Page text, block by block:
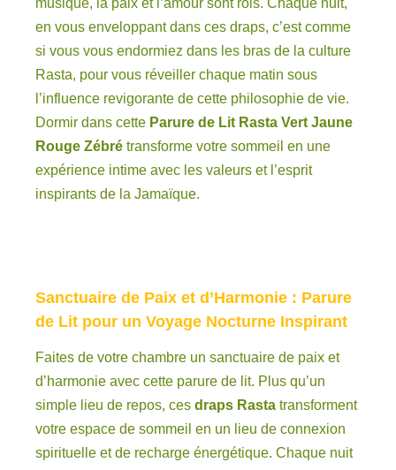
musique, la paix et l’amour sont rois. Chaque nuit,
en vous enveloppant dans ces draps, c’est comme
si vous vous endormiez dans les bras de la culture
Rasta, pour vous réveiller chaque matin sous
l’influence revigorante de cette philosophie de vie.
Dormir dans cette Parure de Lit Rasta Vert Jaune
Rouge Zébré transforme votre sommeil en une
expérience intime avec les valeurs et l’esprit
inspirants de la Jamaïque.
Sanctuaire de Paix et d’Harmonie : Parure
de Lit pour un Voyage Nocturne Inspirant
Faites de votre chambre un sanctuaire de paix et
d’harmonie avec cette parure de lit. Plus qu’un
simple lieu de repos, ces draps Rasta transforment
votre espace de sommeil en un lieu de connexion
spirituelle et de recharge énergétique. Chaque nuit